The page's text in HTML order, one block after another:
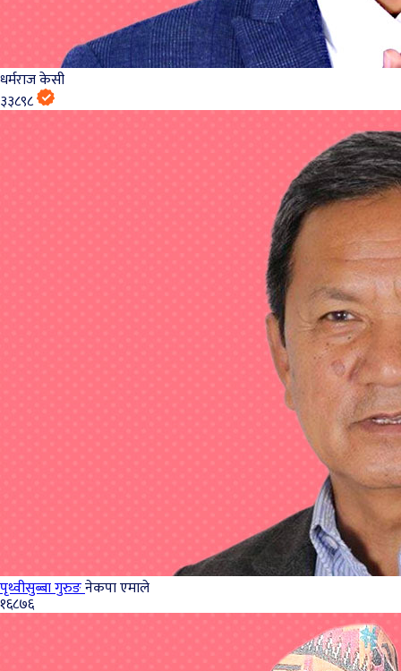
धर्मराज केसी
३३८९८
पृथ्‍वीसुब्बा गुरुङनेकपा एमाले
१६८७६